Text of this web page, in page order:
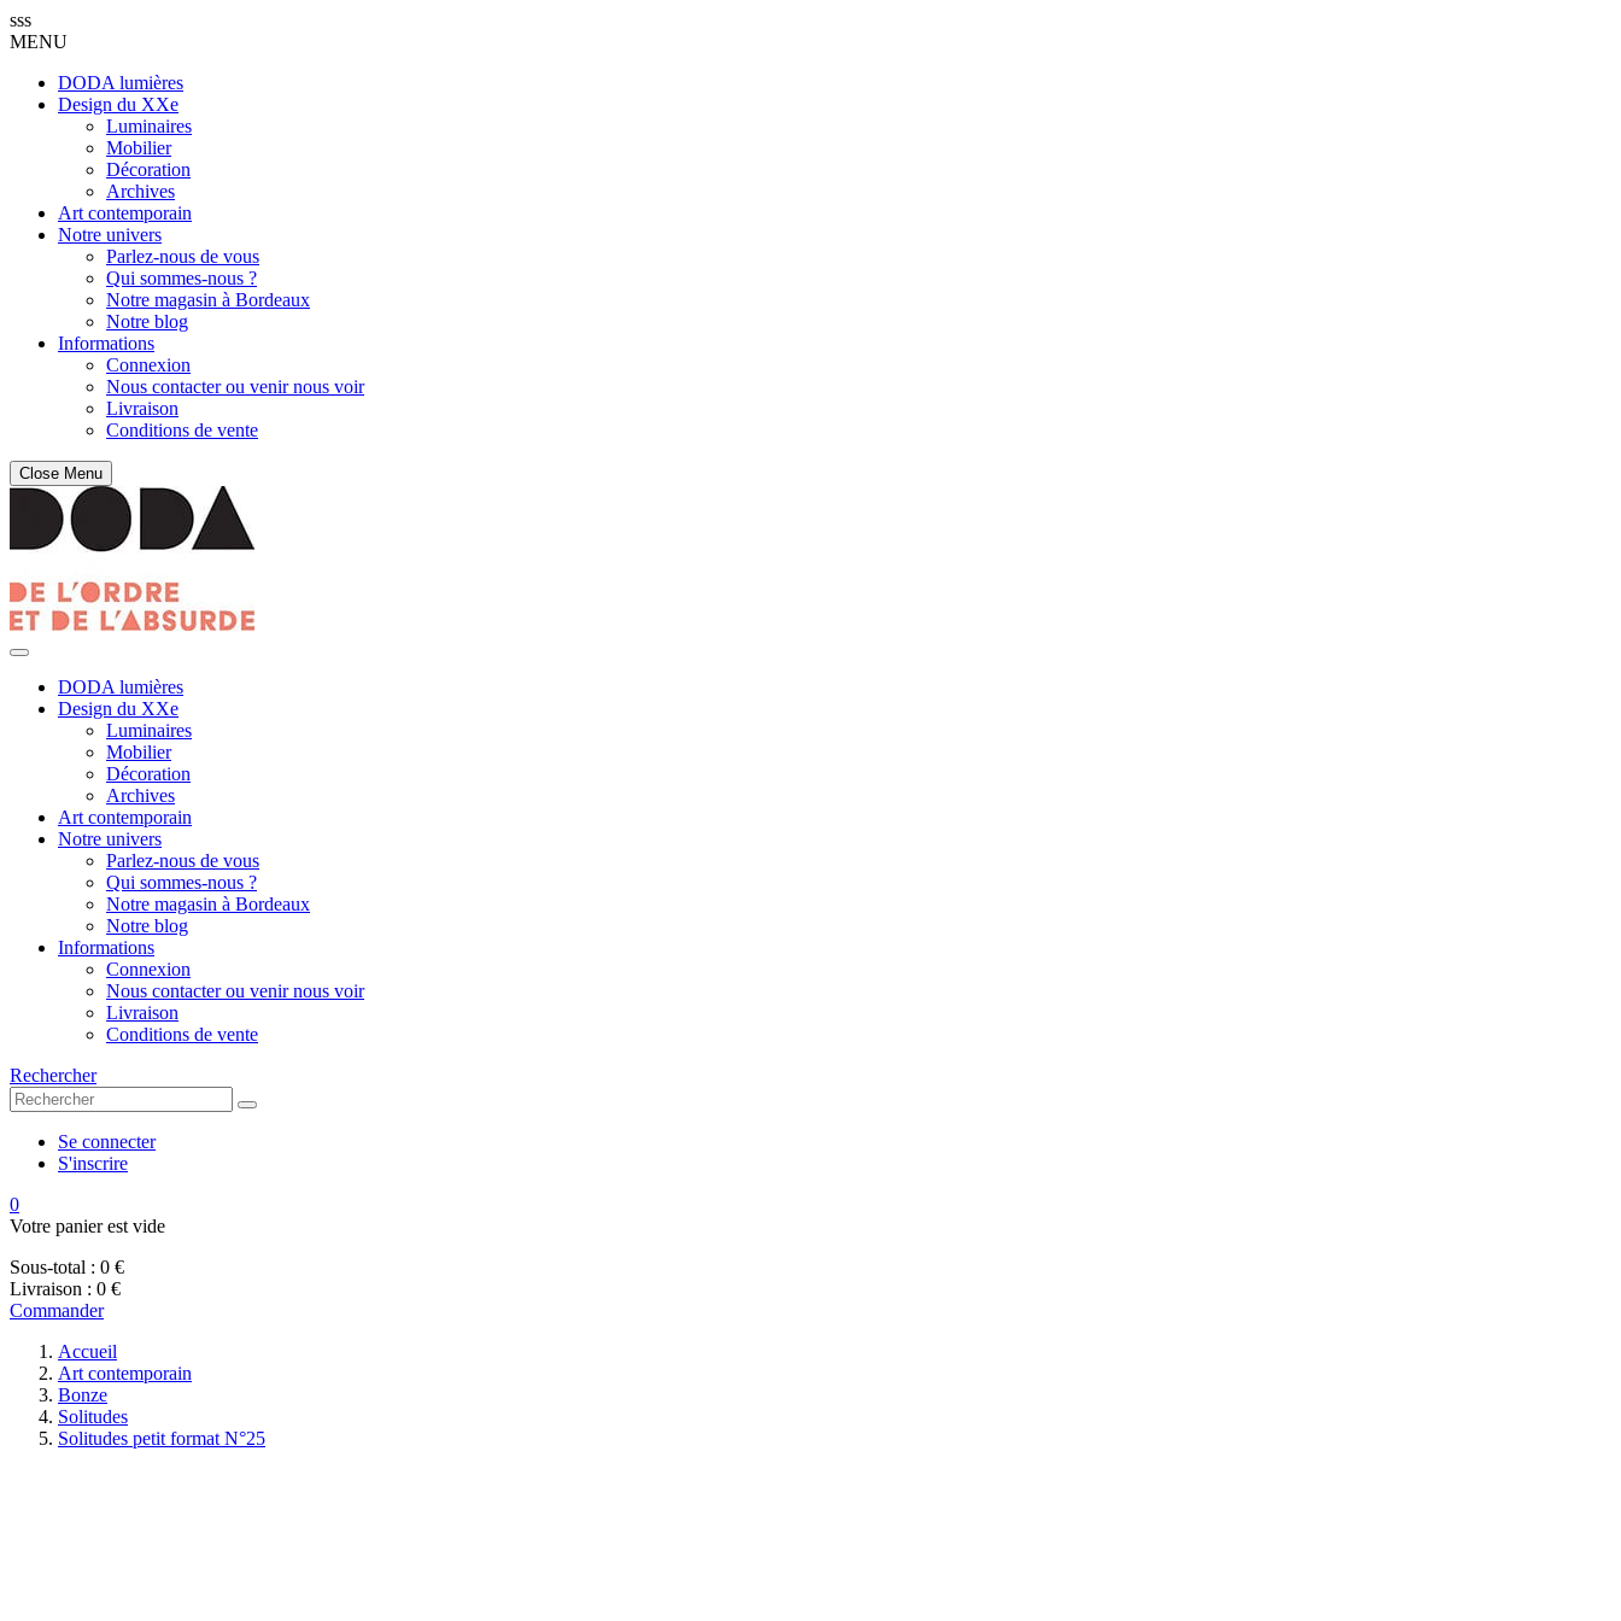
sss
MENU
DODA lumières
Design du XXe
Luminaires
Mobilier
Décoration
Archives
Art contemporain
Notre univers
Parlez-nous de vous
Qui sommes-nous ?
Notre magasin à Bordeaux
Notre blog
Informations
Connexion
Nous contacter ou venir nous voir
Livraison
Conditions de vente
Close Menu
DODA lumières
Design du XXe
Luminaires
Mobilier
Décoration
Archives
Art contemporain
Notre univers
Parlez-nous de vous
Qui sommes-nous ?
Notre magasin à Bordeaux
Notre blog
Informations
Connexion
Nous contacter ou venir nous voir
Livraison
Conditions de vente
Rechercher
Se connecter
S'inscrire
0
Votre panier est vide
Sous-total : 0 €
Livraison : 0 €
Commander
Accueil
Art contemporain
Bonze
Solitudes
Solitudes petit format N°25